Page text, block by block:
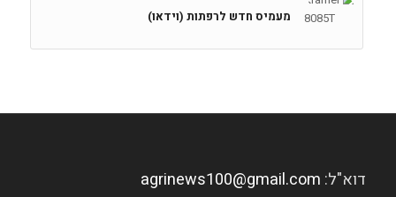
מעמיס חדש לרפתות (וידאו)
דוא"ל: agrinews100@gmail.com